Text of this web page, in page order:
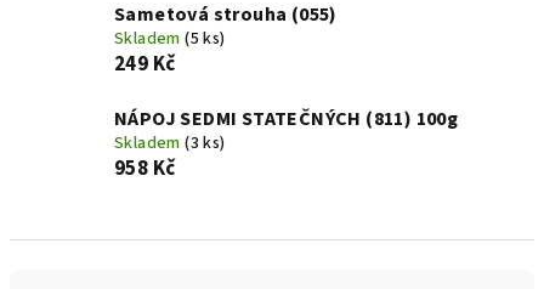
Sametová strouha (055)
Skladem(5 ks)
249 Kč
NÁPOJ SEDMI STATEČNÝCH (811) 100g
Skladem(3 ks)
958 Kč